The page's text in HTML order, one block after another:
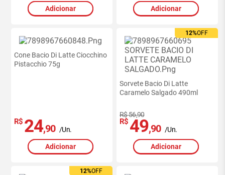
Adicionar Adicionar
Cone Bacio Di Latte Ciocchino
Pistacchio 75g
R$ 24,90 /Un.
Adicionar
12%OFF
Sorvete Bacio Di Latte
Caramelo Salgado 490ml
R$ 56,90
R$ 49,90 /Un.
Adicionar
12%OFF